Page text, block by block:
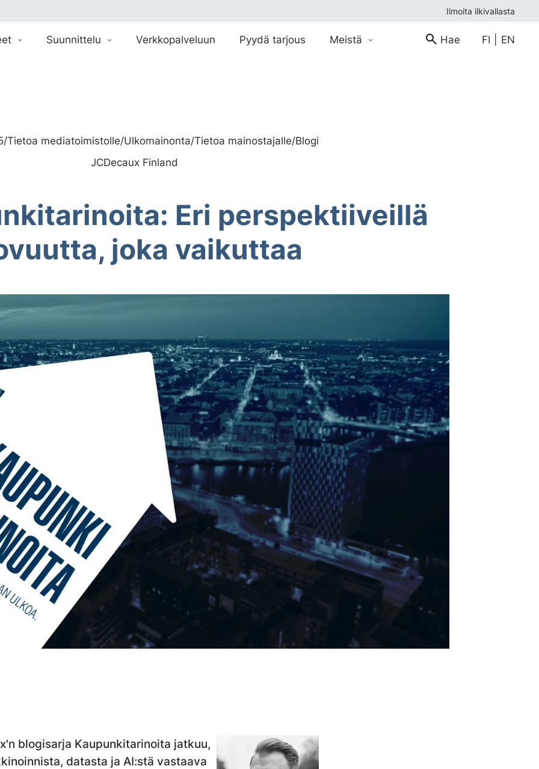
Ilmoita ilkivallasta
Suunnittelu Verkkopalveluun Pyydä tarjous Meistä Hae FI EN
/Tietoa mediatoimistolle/Ulkomainonta/Tietoa mainostajalle/Blogi
JCDecaux Finland
Eri perspektiiveillä
joka vaikuttaa
blogisarja Kaupunkitarinoita jatkuu,
datasta ja AI:stä vastaava